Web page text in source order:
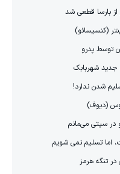
از بارسا قطعی شد
(کنسیسائو)
توسط پدرو
جدید شهربابک
شدن ندارد!
(دیوف)
در سیتی می‌مانم
اما تسلیم نمی شویم
تنگه هرمز